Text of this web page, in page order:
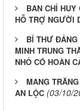
BAN CHỈ
HỖ TRỢ NGƯỜI
BÍ THƯ ĐẢNG
MINH TRUNG
NHỎ CÓ HOÀN
MANG
AN LỘC (03/10/